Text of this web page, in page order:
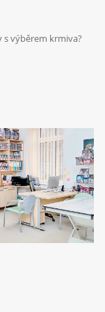
s výběrem krmiva?